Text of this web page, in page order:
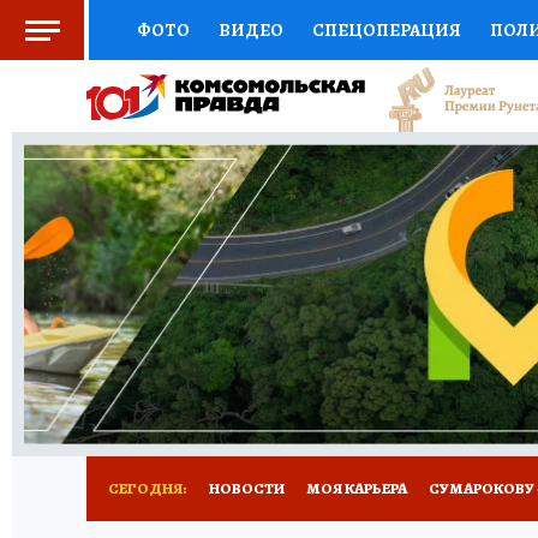
ФОТО ВИДЕО СПЕЦОПЕРАЦИЯ
СОЦПОДДЕРЖКА НАУКА АФИША
ВЫБОР ЭКСПЕРТОВ ДОКТОР
КНИЖНАЯ ПОЛКА ПРОГНОЗЫ НА СПОРТ
ПРЕСС-ЦЕНТР НЕДВИЖИМОСТЬ
РАДИО КП РЕКЛАМА ТЕСТЫ НОВОЕ
СЕГОДНЯ: НОВОСТИ МОЯ КАРЬЕРА СУМАРОКОВУ